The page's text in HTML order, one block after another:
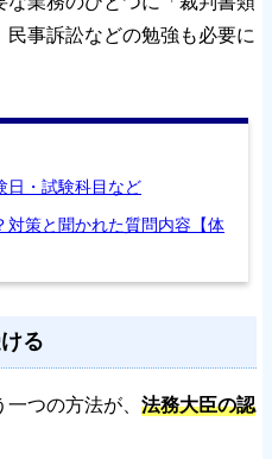
事訴訟などの勉強も必要に
日・試験科目など
対策と聞かれた質問内容【体
る
つの方法が、 法務大臣の認